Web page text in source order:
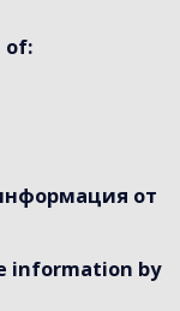
of:
от
information by